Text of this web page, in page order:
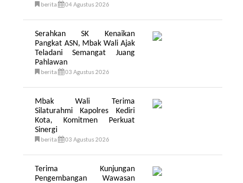
berita 04 Agustus 2026
Serahkan SK Kenaikan
Pangkat ASN, Mbak Wali Ajak
Teladani Semangat Juang
Pahlawan
berita 03 Agustus 2026
Mbak Wali Terima
Silaturahmi Kapolres Kediri
Kota, Komitmen Perkuat
Sinergi
berita 03 Agustus 2026
Terima Kunjungan
Pengembangan Wawasan